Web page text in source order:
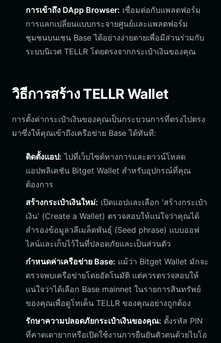
การเข้าถึง DApp Browser: เชื่อมต่อกับแพลตฟอร์ม
การแลกเปลี่ยนแบบกระจายศูนย์และแพลตฟอร์ม
ชุมชนบนเชน Base ได้อย่างง่ายดายเพื่อมีส่วนร่วมกับ
ระบบนิเวศ TELLR โดยตรงจากกระเป๋าเงินของคุณ
วิธีการสร้าง TELLR Wallet
การตั้งค่ากระเป๋าเงินของคุณเป็นกระบวนการที่ตรงไปตรง
มาซึ่งให้คุณเข้าถึงเครือข่าย Base ได้ทันที:
ติดตั้งแอป: ไปที่เว็บไซต์ทางการและดาวน์โหลด
แอปพลิเคชัน Bitget Wallet สำหรับอุปกรณ์ที่คุณ
ต้องการ
สร้างกระเป๋าเงินใหม่: เปิดแอปและเลือก 'สร้างกระเป๋า
เงิน' (Create a Wallet) ตรวจสอบให้แน่ใจว่าคุณได้
สำรองข้อมูลวลีเมล็ดพันธุ์ (Seed phrase) แบบออฟ
ไลน์และเก็บไว้ในที่ปลอดภัยและเป็นส่วนตัว
กำหนดค่าเครือข่าย Base: แม้ว่า Bitget Wallet มักจะ
ตรวจพบเครือข่ายโดยอัตโนมัติ แต่ควรตรวจสอบให้
แน่ใจว่าได้เลือก Base mainnet ในรายการสินทรัพย์
ของคุณเพื่อดูโทเค็น TELLR ของคุณอย่างถูกต้อง
รักษาความปลอดภัยกระเป๋าเงินของคุณ: ตั้งรหัส PIN
ที่คาดเดายากหรือเปิดใช้งานการยืนยันตัวตนด้วยไบโอ